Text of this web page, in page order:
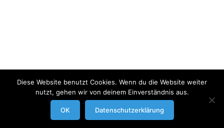
modrowgrafie.de © 2023 | Impressum/Datenschutzerklaerung
Businessportraits
Diese Website benutzt Cookies. Wenn du die Website weiter
nutzt, gehen wir von deinem Einverständnis aus.
OK Datenschutzerklärung